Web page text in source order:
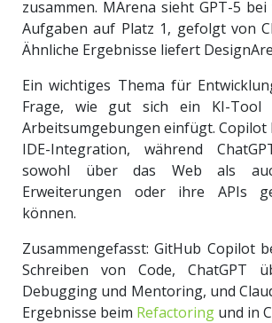
zusammen. MArena sieht GPT-5
Aufgaben auf Platz 1, gefolgt von
Ähnliche Ergebnisse liefert
Ein wichtiges Thema für
Frage, wie gut sich ein KI-Tool
Arbeitsumgebungen einfügt. Copilot
IDE-Integration, während
sowohl über das Web als
Erweiterungen oder ihre APIs
können.
Zusammengefasst: GitHub Copilot
Schreiben von Code, ChatGPT
Debugging und Mentoring, und
Ergebnisse beim Refactoring und in